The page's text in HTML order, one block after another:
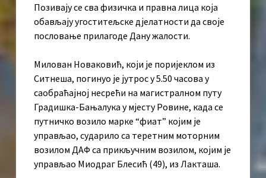
Позивају се сва физичка и правна лица која
обављају угоститељске дјелатности да своје
пословање прилагоде Дану жалости.
Милован Новаковић, који је поријеклом из
Ситнеша, погинуо је јутрос у 5.50 часова у
саобраћајној несрећи на магистралном путу
Градишка-Бањалука у мјесту Ровине, када се
путничко возило марке “фиат” којим је
управљао, сударило са теретним моторним
возилом ДАФ са прикључним возилом, којим је
управљао Миодраг Блесић (49), из Лакташа.